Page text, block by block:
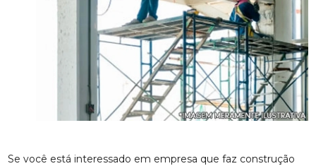
Se você está interessado em empresa que faz construção